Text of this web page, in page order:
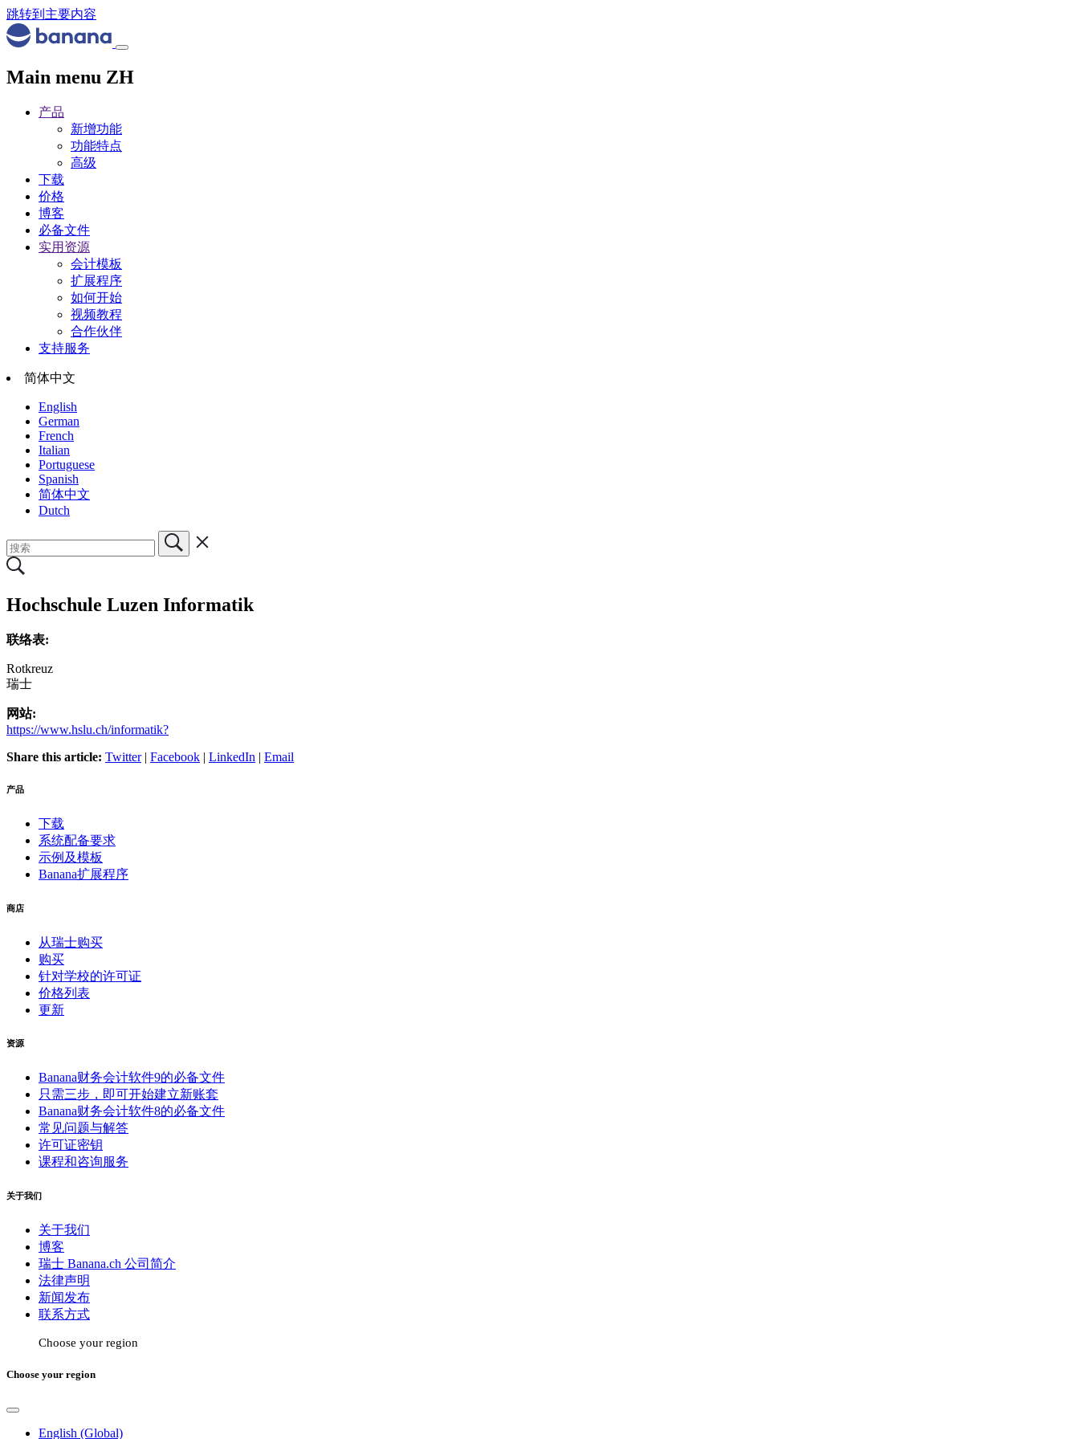
跳转到主要内容
Main menu ZH
产品
新增功能
功能特点
高级
下载
价格
博客
必备文件
实用资源
会计模板
扩展程序
如何开始
视频教程
合作伙伴
支持服务
简体中文
English
German
French
Italian
Portuguese
Spanish
简体中文
Dutch
Hochschule Luzen Informatik
联络表:
Rotkreuz
瑞士
网站:
https://www.hslu.ch/informatik?
Share this article: Twitter| Facebook | LinkedIn | Email
产品
下载
系统配备要求
示例及模板
Banana扩展程序
商店
从瑞士购买
购买
针对学校的许可证
价格列表
更新
资源
Banana财务会计软件9的必备文件
只需三步，即可开始建立新账套
Banana财务会计软件8的必备文件
常见问题与解答
许可证密钥
课程和咨询服务
关于我们
关于我们
博客
瑞士 Banana.ch 公司简介
法律声明
新闻发布
联系方式
Choose your region
Choose your region
English (Global)